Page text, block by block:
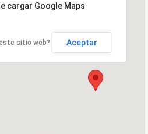
cargar Google Maps
sitio web? Aceptar